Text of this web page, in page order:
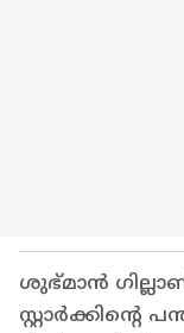
ശുഭ്മാന്‍
സ്റ്റാര്‍ക്കിന്റെ